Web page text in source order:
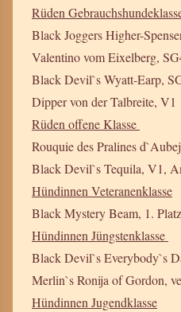
Rüden
Black Joggers Higher-
Valentino vom Eixelberg,
Black Devil`s Wyatt-Earp,
Dipper von der Talbreite, V1
Rüden offene Klasse
Rouquie des Pralines
Black Devil`s Tequila, V1,
Hündinnen Veteranenklasse
Black Mystery Beam, 1.
Hündinnen Jüngstenklasse
Black Devil`s Everybody`s
Merlin`s Ronija of Gordon,
Hündinnen Jugendklasse